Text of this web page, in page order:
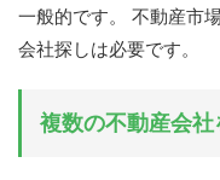
一般的です。 不動産市
会社探しは必要です。
複数の不動産会社